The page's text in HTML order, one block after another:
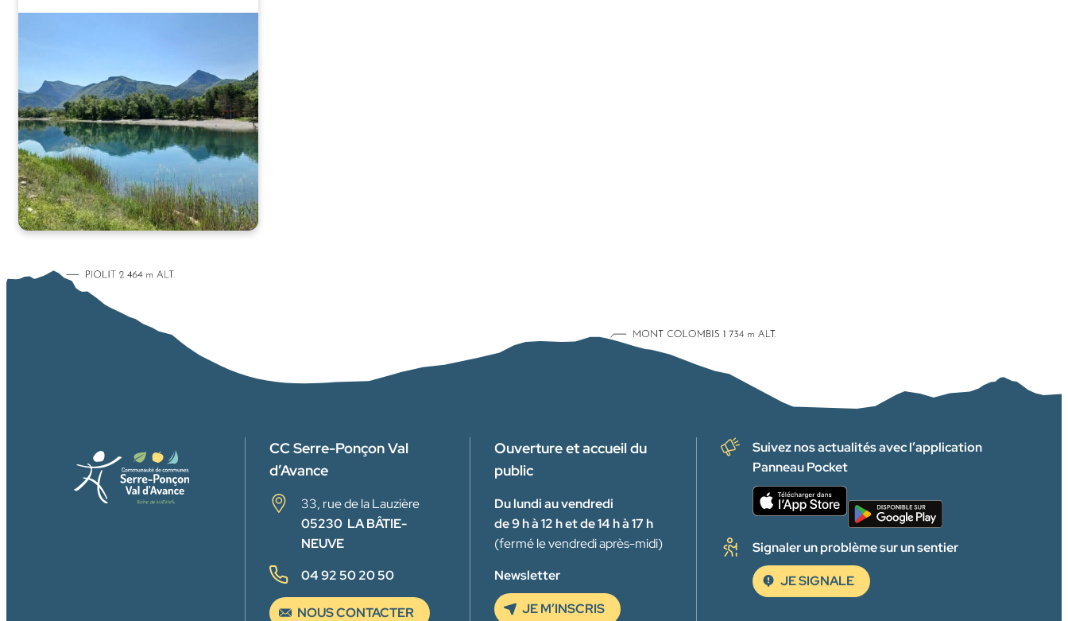
CC Serre-Ponçon Val
d’Avance
33, rue de la Lauzière
05230 LA BÂTIE-
NEUVE
04 92 50 20 50
NOUS CONTACTER
Ouverture et accueil du
public
Du lundi au vendredi
de 9 h à 12 h et de 14 h à 17 h
(fermé le vendredi après-midi)
Newsletter
JE M’INSCRIS
Suivez nos actualités avec l’application
Panneau Pocket
Signaler un problème sur un sentier
JE SIGNALE